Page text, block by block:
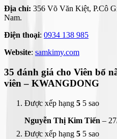
Địa chỉ: 356 Võ Văn Kiệt, P.Cô
Nam.
Điện thoại: 0934 138 985
Website: samkimy.com
35 đánh giá cho Viên bổ
viên – KWANGDONG
Được xếp hạng 5 5 sao
Nguyễn Thị Kim Tiến –
Được xếp hạng 5 5 sao